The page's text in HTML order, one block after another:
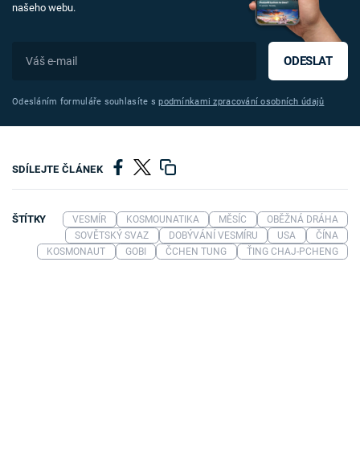
našeho webu.
ODESLAT
Odesláním formuláře souhlasíte spodmínkami zpracování osobních údajů
SDÍLEJTE ČLÁNEK
ŠTÍTKY VESMÍR KOSMOUNATIKA MĚSÍC
OBĚŽNÁ DRÁHA
SOVĚTSKÝ SVAZ
DOBÝVÁNÍ VESMÍRU USA
ČÍNA
KOSMONAUT
GOBI ČCHEN TUNG ŤING CHAJ-PCHENG